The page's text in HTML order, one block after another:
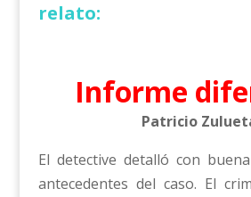
relato:
Informe
Patricio
El detective detalló con
antecedentes del caso. El